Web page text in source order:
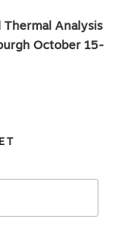
Analysis
October 15-